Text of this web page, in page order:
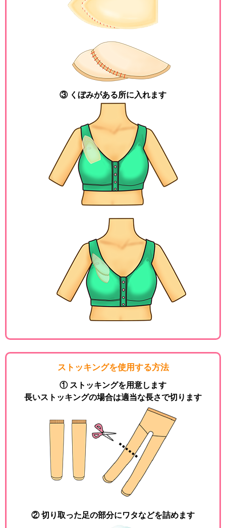
③ くぼみがある所に入れます
ストッキングを使用する方法
① ストッキングを用意します
長いストッキングの場合は適当な長さで切ります
② 切り取った足の部分にワタなどを詰めます